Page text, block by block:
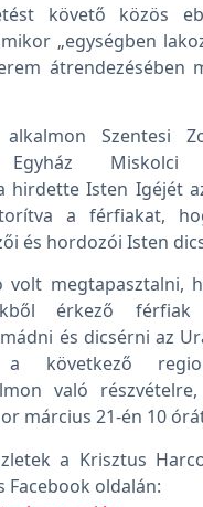
követő közös
„egységben
átrendezésében
Szentesi
Miskolci
hirdette Isten Igéjét
a férfiakat,
és hordozói Isten
volt megtapasztalni,
érkező
és dicsérni az
a következő
való
március 21-én 10
a Krisztus
Facebook oldalán: